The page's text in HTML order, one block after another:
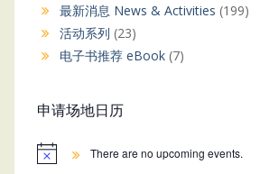
最新消息 News & Activities (199)
活动系列 (23)
电子书推荐 eBook(7)
申请场地日历
There are no upcoming events.